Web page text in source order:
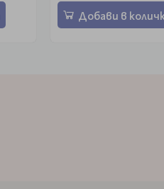
Добави в